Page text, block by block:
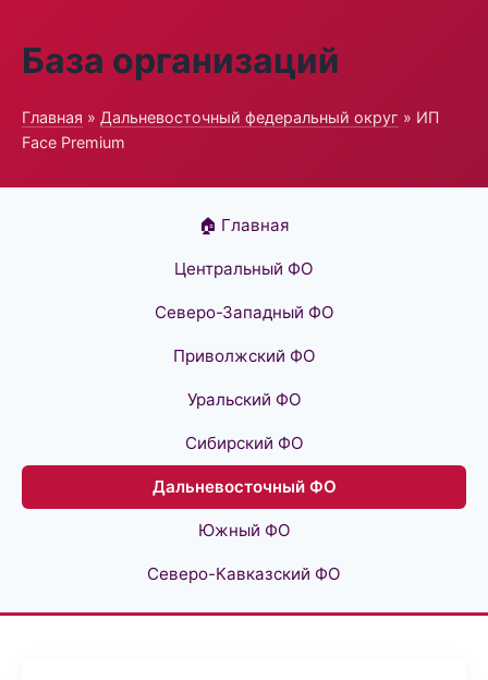
База организаций
Главная » Дальневосточный федеральный округ » ИП
Face Premium
🏠 Главная
Центральный ФО
Северо-Западный ФО
Приволжский ФО
Уральский ФО
Сибирский ФО
Дальневосточный ФО
Южный ФО
Северо-Кавказский ФО